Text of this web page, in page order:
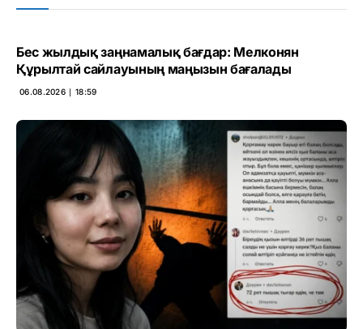
Бес жылдық заңнамалық бағдар: Мелконян
Құрылтай сайлауының маңызын бағалады
06.08.2026 ∣ 18:59